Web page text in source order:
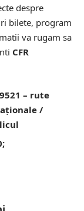
despre
bilete, program
va rugam sa
CFR
– rute
/